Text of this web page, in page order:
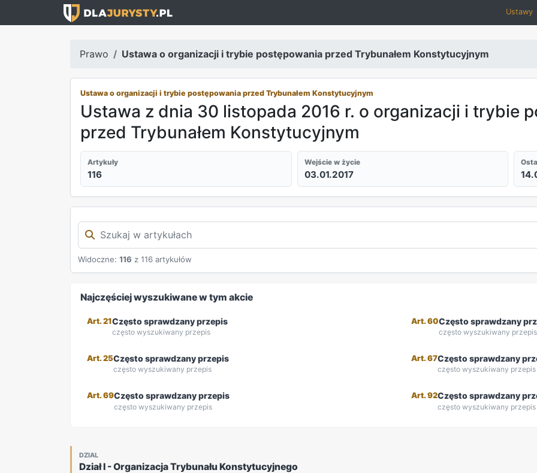
Ustawy
Prawo Ustawa o organizacji i trybie postępowania przed Trybunałem Konstytucyjnym
Ustawa o organizacji i trybie postępowania przed Trybunałem Konstytucyjnym
Ustawa z dnia 30 listopada 2016 r. o organizacji i trybie
przed Trybunałem Konstytucyjnym
Artykuły
116
Wejście w życie
03.01.2017
Widoczne: 116 z 116 artykułów
Najczęściej wyszukiwane w tym akcie
Art. 21Często sprawdzany przepis
często wyszukiwany przepis
Art. 60Często sprawdzany
często wyszukiwany przepis
Art. 25Często sprawdzany przepis
często wyszukiwany przepis
Art. 67Często sprawdzany
często wyszukiwany przepis
Art. 69Często sprawdzany przepis
często wyszukiwany przepis
Art. 92Często sprawdzany
często wyszukiwany przepis
DZIAL
Dział I - Organizacja Trybunału Konstytucyjnego